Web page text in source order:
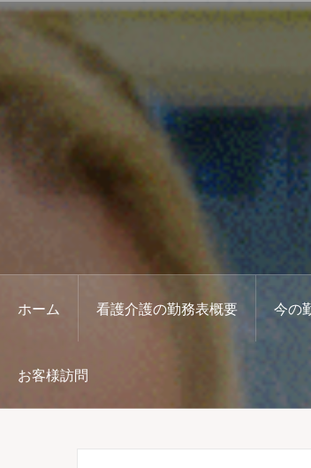
コ
ツ
へ
ホーム 看護介護の勤務表概要 今の
お客様訪問